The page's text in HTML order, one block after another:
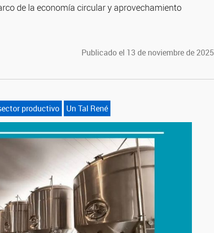
de la economía circular y aprovechamiento
Publicado el 13 de noviembre de 2025
productivo Un Tal René